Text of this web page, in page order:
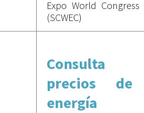
Expo World Congress
(SCWEC)
Consulta
precios
energía